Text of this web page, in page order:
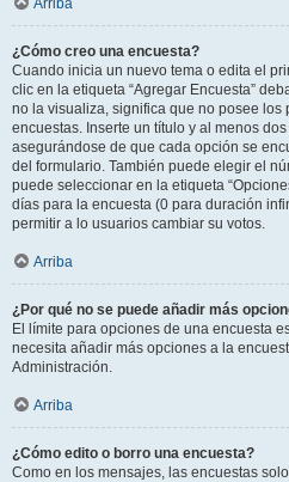
Arriba
¿Cómo creo una encuesta?
Cuando inicia un nuevo tema o edita el
clic en la etiqueta “Agregar Encuesta”
no la visualiza, significa que no posee
encuestas. Inserte un título y al menos
asegurándose de que cada opción se
del formulario. También puede elegir el
puede seleccionar en la etiqueta
días para la encuesta (0 para duración
permitir a lo usuarios cambiar su votos.
Arriba
¿Por qué no se puede añadir más
El límite para opciones de una encuesta
necesita añadir más opciones a la
Administración.
Arriba
¿Cómo edito o borro una encuesta?
Como en los mensajes, las encuestas